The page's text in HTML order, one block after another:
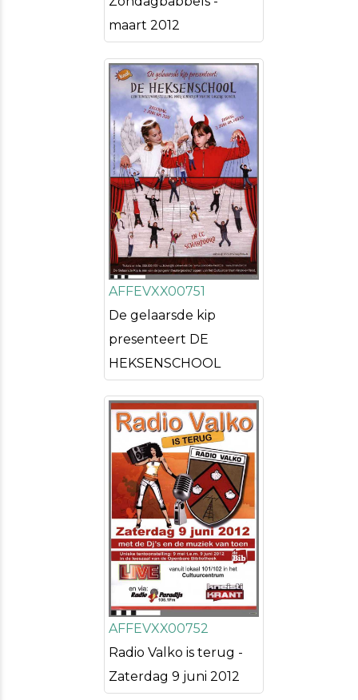
maart 2012
AFFEVXX00751
De gelaarsde kip
presenteert DE
HEKSENSCHOOL
AFFEVXX00752
Radio Valko is terug -
Zaterdag 9 juni 2012